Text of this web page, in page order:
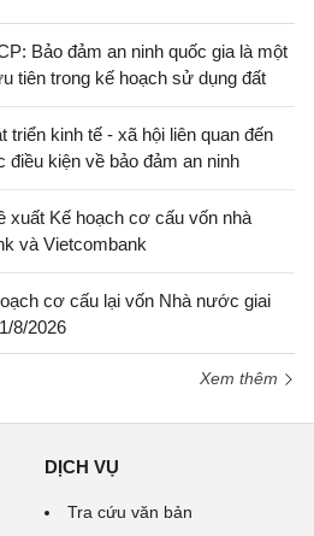
Bảo đảm an ninh quốc gia là một
tiên trong kế hoạch sử dụng đất
triển kinh tế - xã hội liên quan đến
điều kiện về bảo đảm an ninh
xuất Kế hoạch cơ cấu vốn nhà
và Vietcombank
cơ cấu lại vốn Nhà nước giai
8/2026
Xem thêm
DỊCH VỤ
Tra cứu văn bản